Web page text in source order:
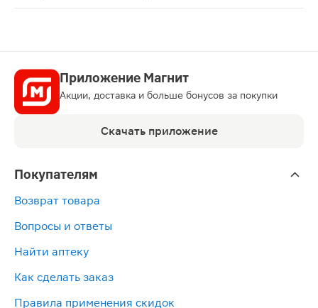
Приложение Магнит
Акции, доставка и больше бонусов за покупки
Скачать приложение
Покупателям
Возврат товара
Вопросы и ответы
Найти аптеку
Как сделать заказ
Правила применения скидок